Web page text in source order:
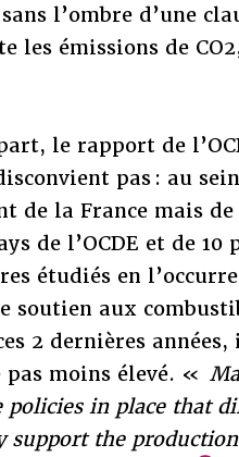
l’ombre d’une
les émissions de
le rapport de
pas : au
de la France mais de
de l’OCDE et de 10
étudiés en
soutien aux
2 dernières années,
pas moins élevé. «
policies in place that
support the